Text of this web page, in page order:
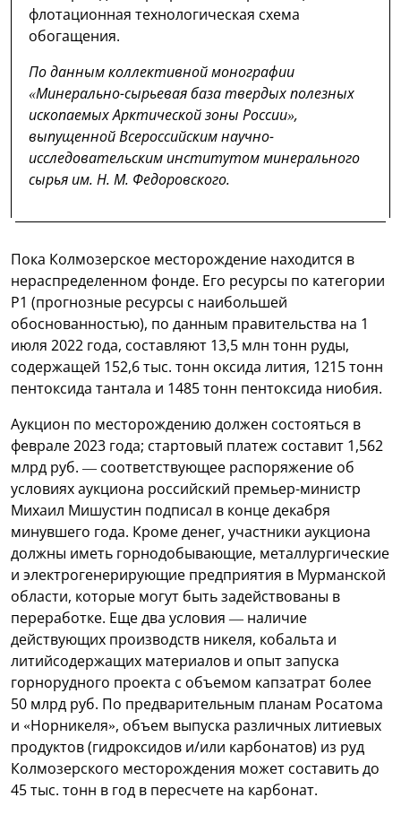
флотационная технологическая схема
обогащения.
По данным коллективной монографии
«Минерально-сырьевая база твердых полезных
ископаемых Арктической зоны России»,
выпущенной Всероссийским научно-
исследовательским институтом минерального
сырья им. Н. М. Федоровского.
Пока Колмозерское месторождение находится в
нераспределенном фонде. Его ресурсы по категории
Р1 (прогнозные ресурсы с наибольшей
обоснованностью), по данным правительства на 1
июля 2022 года, составляют 13,5 млн тонн руды,
содержащей 152,6 тыс. тонн оксида лития, 1215 тонн
пентоксида тантала и 1485 тонн пентоксида ниобия.
Аукцион по месторождению должен состояться в
феврале 2023 года; стартовый платеж составит 1,562
млрд руб. — соответствующее распоряжение об
условиях аукциона российский премьер-министр
Михаил Мишустин подписал в конце декабря
минувшего года. Кроме денег, участники аукциона
должны иметь горнодобывающие, металлургические
и электрогенерирующие предприятия в Мурманской
области, которые могут быть задействованы в
переработке. Еще два условия — наличие
действующих производств никеля, кобальта и
литийсодержащих материалов и опыт запуска
горнорудного проекта с объемом капзатрат более
50 млрд руб. По предварительным планам Росатома
и «Норникеля», объем выпуска различных литиевых
продуктов (гидроксидов и/или карбонатов) из руд
Колмозерского месторождения может составить до
45 тыс. тонн в год в пересчете на карбонат.